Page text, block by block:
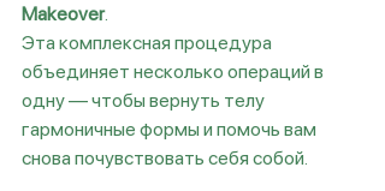
Makeover.
Эта комплексная процедура
объединяет несколько операций в
одну — чтобы вернуть телу
гармоничные формы и помочь вам
снова почувствовать себя собой.